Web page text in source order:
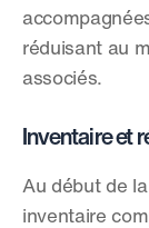
réduisant au
associés.
Inventaire et
Au début de
inventaire